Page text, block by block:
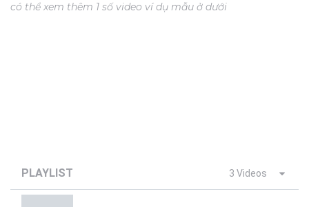
có thể xem thêm 1 số video ví dụ mẫu ở dưới
PLAYLIST 3 Videos